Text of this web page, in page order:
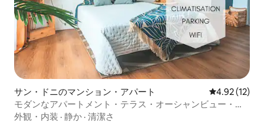
サン・ドニのマンション・アパート レビュー12
4.92 (12)
モダンなアパートメント・テラス・オーシャンビュー・Wi-
Fi
外観・内装 · 静か · 清潔さ